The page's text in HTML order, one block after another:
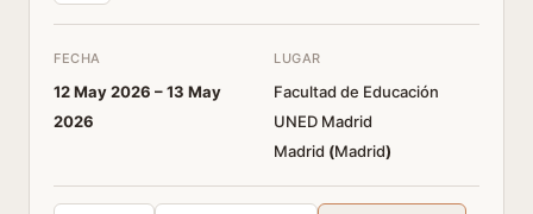
FECHA
12 May 2026 –13 May
2026
LUGAR
Facultad de Educación
UNED Madrid
Madrid (Madrid)